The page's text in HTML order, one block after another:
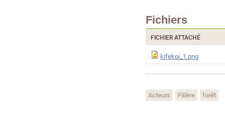
Fichiers
FICHIER ATTACHÉ
kifekoi_1.png
Acteurs Filière forêt